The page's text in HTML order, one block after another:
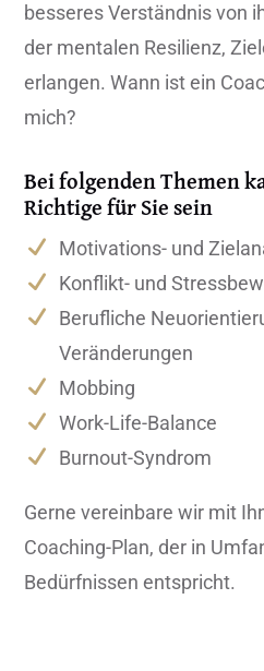
besseres Verständnis von
der mentalen Resilienz,
erlangen. Wann ist ein
mich?
Bei folgenden Themen
Richtige für Sie sein
Motivations- und
Konflikt- und
Berufliche
Veränderungen
Mobbing
Work-Life-Balance
Burnout-Syndrom
Gerne vereinbare wir mit
Coaching-Plan, der in
Bedürfnissen entspricht.